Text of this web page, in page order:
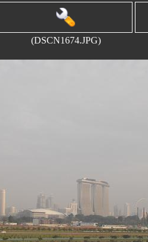
(DSCN1674.JPG)